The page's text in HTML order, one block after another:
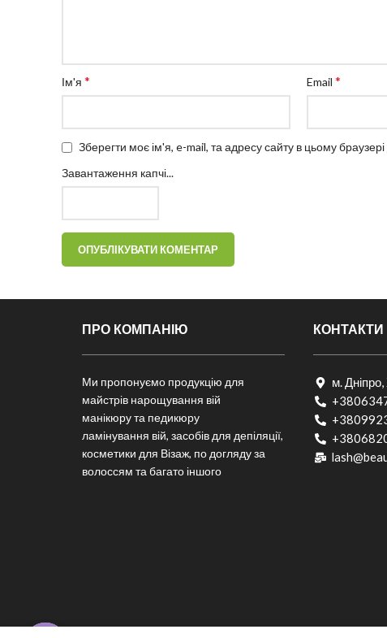
Ім'я * Email*
Зберегти моє ім'я, e-mail, та адресу сайту в цьому
Завантаження капчі...
ПРО КОМПАНІЮ
Ми пропонуємо продукцію для
майстрів нарощування вій
манікюру та педикюру
ламінування вій, засобів для депіляції,
косметики для Візаж, по догляду за
волоссям та багато іншого
КОНТАКТИ
м.